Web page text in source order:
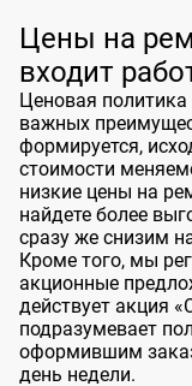
Цены на
входит
Ценовая
важных
формируется,
стоимости
низкие цены на
найдете более
сразу же снизим
Кроме того, мы
акционные
действует акция
подразумевает
оформившим
день недели.